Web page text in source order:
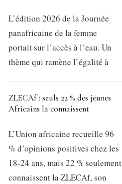
L’édition 2026 de la Journée
panafricaine de la femme
portait sur l’accès à l’eau. Un
thème qui ramène l’égalité à
ZLECAf : seuls 22 % des jeunes
Africains la connaissent
L’Union africaine recueille 96
% d’opinions positives chez les
18-24 ans, mais 22 % seulement
connaissent la ZLECAf, son